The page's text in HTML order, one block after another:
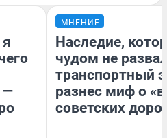
—
МНЕНИЕ
Наследие,
чудом не
транспортный
разнес миф о
советских